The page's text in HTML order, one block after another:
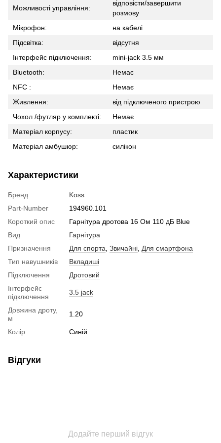
Можливості управління:
відповісти/завершити
розмову
Мікрофон:
на кабелі
Підсвітка:
відсутня
Інтерфейс підключення:
mini-jack 3.5 мм
Bluetooth:
Немає
NFC :
Немає
Живлення:
від підключеного пристрою
Чохол /футляр у комплекті:
Немає
Матеріал корпусу:
пластик
Матеріал амбушюр:
силікон
Характеристики
Бренд
Koss
Part-Number
194960.101
Короткий опис
Гарнітура дротова 16 Ом 110 дБ Blue
Вид
Гарнітура
Призначення
Для спорта Звичайні Для смартфона
Тип навушників
Вкладиші
Підключення
Дротовий
Інтерфейс
підключення
3.5 jack
Довжина дроту,
м
1.20
Колір Синій
Відгуки
Додайте перший відгук